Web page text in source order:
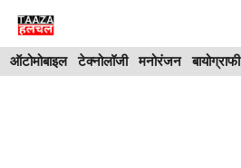
Skip
content
ऑटोमोबाइल टेक्नोलॉजी मनोरंजन बायोग्राफी